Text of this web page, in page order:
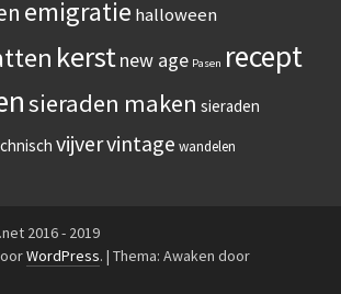
emigratie halloween
kerstnew age Pasen recept
sieraden maken sieraden
vijvervintage wandelen
2016 - 2019
WordPress. | Thema: Awaken door